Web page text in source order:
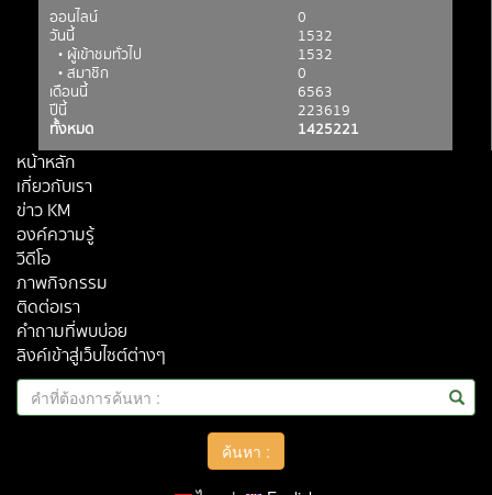
ออนไลน์
0
วันนี้
1532
• ผู้เข้าชมทั่วไป
1532
• สมาชิก
0
เดือนนี้
6563
ปีนี้
223619
ทั้งหมด
1425221
หน้าหลัก
เกี่ยวกับเรา
ข่าว KM
องค์ความรู้
วีดีโอ
ภาพกิจกรรม
ติดต่อเรา
คำถามที่พบบ่อย
ลิงค์เข้าสู่เว็บไซต์ต่างๆ